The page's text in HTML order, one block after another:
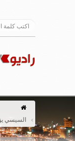
السيسي يؤكد ضرورة